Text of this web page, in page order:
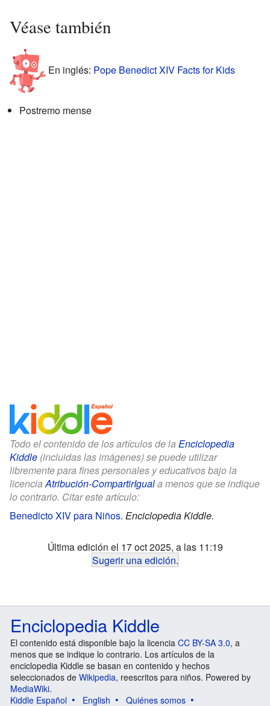
Véase también
En inglés: Pope Benedict XIV Facts for Kids
Postremo mense
Todo el contenido de los artículos de la Enciclopedia
Kiddle (incluidas las imágenes) se puede utilizar
libremente para fines personales y educativos bajo la
licenciaAtribución-CompartirIguala menos que se indique
lo contrario. Citar este artículo:
Benedicto XIV para Niños. Enciclopedia Kiddle.
Última edición el 17 oct 2025, a las 11:19
Sugerir una edición.
Enciclopedia Kiddle
El contenido está disponible bajo la licencia CC BY-SA 3.0, a
menos que se indique lo contrario. Los artículos de la
enciclopedia Kiddle se basan en contenido y hechos
seleccionados de Wikipedia, reescritos para niños. Powered by
MediaWiki.
Kiddle Español
English
Quiénes somos